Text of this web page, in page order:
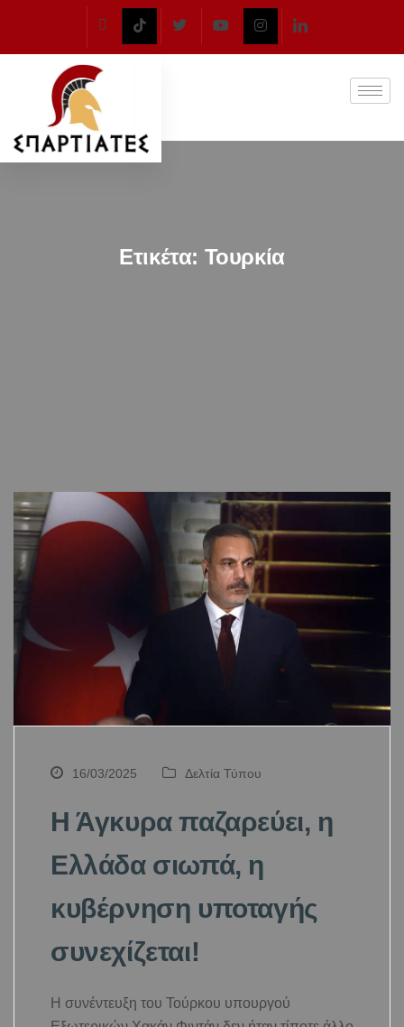
Ετικέτα: Τουρκία
16/03/2025 Δελτία Τύπου
Η Άγκυρα παζαρεύει, η
Ελλάδα σιωπά, η
κυβέρνηση υποταγής
συνεχίζεται!
Η συνέντευξη του Τούρκου υπουργού